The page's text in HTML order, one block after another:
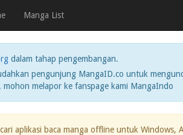
Manga List
dalam tahap pengembangan.
pengunjung MangaID.co untuk
melapor ke fanspage kami MangaIndo
aplikasi baca manga offline untuk Windows,